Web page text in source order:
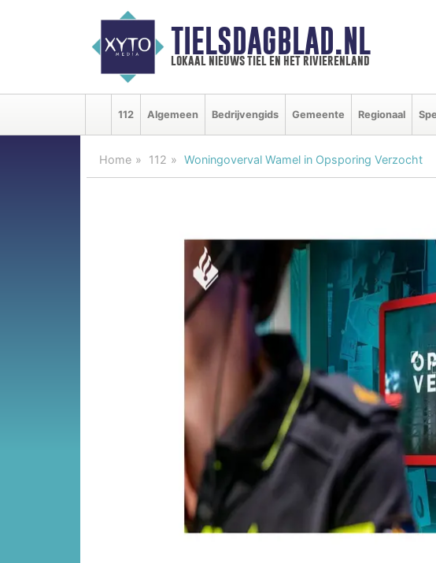
TIELSDAGBLAD.NL
lokaal nieuws tiel en het rivierenland
112 Algemeen Bedrijvengids Gemeente Regionaal
Home 112 Woningoverval Wamel in Opsporing Verzocht